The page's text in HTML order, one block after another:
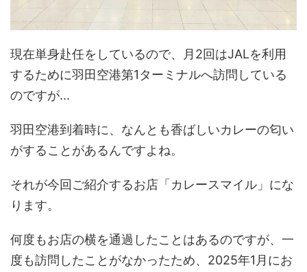
現在単身赴任をしているので、月2回はJALを利用
するために羽田空港第1ターミナルへ訪問している
のですが...
羽田空港到着時に、なんとも香ばしいカレーの匂い
がすることがあるんですよね。
それが今回ご紹介するお店「カレースマイル」にな
ります。
何度もお店の横を通過したことはあるのですが、一
度も訪問したことがなかったため、2025年1月にお